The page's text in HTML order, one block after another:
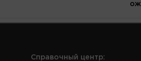
Справочный центр: